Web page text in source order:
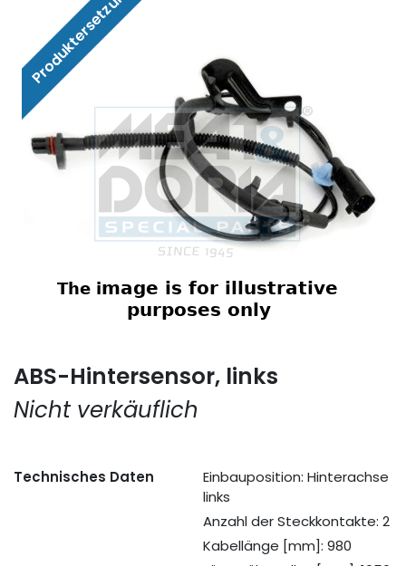
Produktersetzung
ABS-Hintersensor, links
Nicht verkäuflich
Technisches Daten
Einbauposition: Hinterachse
links
Anzahl der Steckkontakte: 2
Kabellänge [mm]: 980